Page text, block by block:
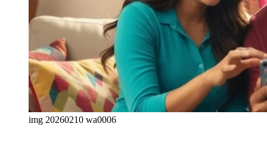
img 20260210 wa0006